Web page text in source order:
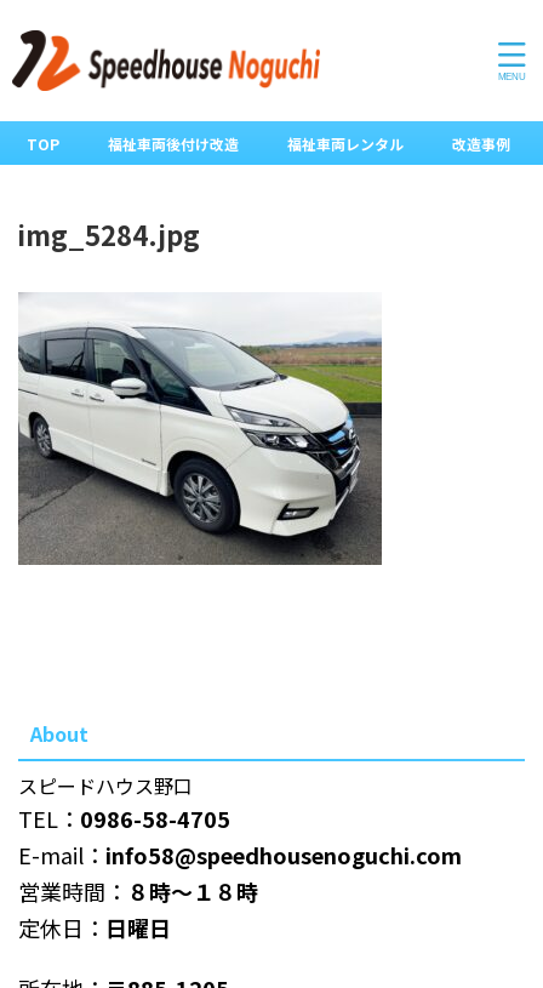
TOP 福祉車両後付け改造 福祉車両レンタル 改造事例
img_5284.jpg
About
スピードハウス野口
TEL： 0986-58-4705
E-mail： info58@speedhousenoguchi.com
営業時間： ８時～１８時
定休日： 日曜日